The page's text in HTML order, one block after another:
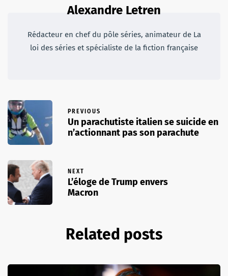
Alexandre Letren
Rédacteur en chef du pôle séries, animateur de La
loi des séries et spécialiste de la fiction française
PREVIOUS
Un parachutiste italien se suicide en
n’actionnant pas son parachute
NEXT
L’éloge de Trump envers
Macron
Related posts